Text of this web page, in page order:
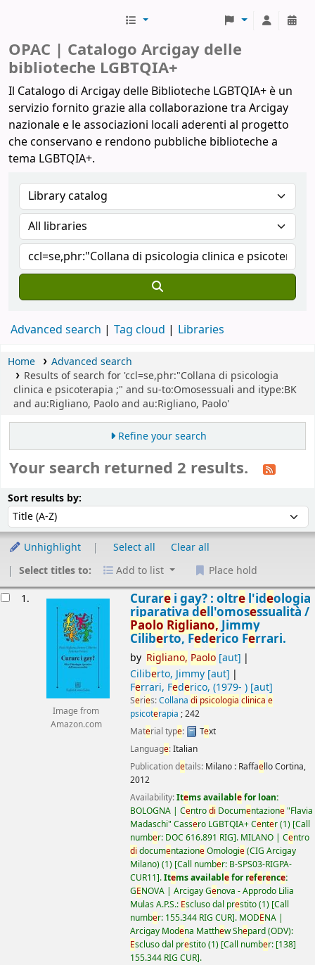
OPAC | Catalogo Arcigay delle
biblioteche LGBTQIA+
Il Catalogo di Arcigay delle Biblioteche LGBTQIA+ è un
servizio fornito grazie alla collaborazione tra Arcigay
nazionale e le associazioni locali aderenti al progetto
che conservano e rendono pubbliche biblioteche a
tema LGBTQIA+.
Advanced search Tag cloud Libraries
Home
Advanced search
Results of search for 'ccl=se,phr:"Collana di psicologia
clinica e psicoterapia ;" and su-to:Omosessuali and itype:BK
and au:Rigliano, Paolo and au:Rigliano, Paolo'
Refine your search
Your search returned 2 results.
Sort results by:
Unhighlight Select all
Clear all
Select titles to:
Add to list Place hold
1.
Image from
Amazon.com
Curarei gay? : oltrel'ideologia
riparativa dell'omosessualità /
Paolo Rigliano,Jimmy
Ciliberto, Federico Ferrari.
by Rigliano, Paolo[aut]
Ciliberto, Jimmy[aut]
Ferrari, Federico, (1979- )[aut]
Series:Collana di psicologia clinica e
psicoterapia ; 242
Material type: Text
Language:Italian
Publication details: Milano : Raffaello Cortina,
2012
Availability:Items availablefor loan:
BOLOGNA | Centrodi Documentazione"Flavia
Madaschi" Cassero LGBTQIA+ Center(1) Call
number: DOC 616.891 RIG . MILANO | Centro
di documentazioneOmologie(CIG Arcigay
Milano)(1) Call number: B-SPS03-RIGPA-
CUR11 .Items availablefor reference:
GENOVA | Arcigay Genova - Approdo Lilia
Mulas A.P.S.: Escluso dal prestito(1) Call
number: 155.344 RIG CUR . MODENA |
Arcigay Modena Matthew Shepard (ODV):
Escluso dal prestito(1) Call number: [138]
155.344 RIG CUR .